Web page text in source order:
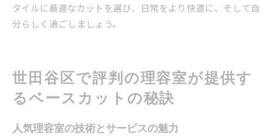
タイルに最適なカットを選び、日常をより快適に、そして自
分らしく過ごしましょう。
世田谷区で評判の理容室が提供す
るベースカットの秘訣
人気理容室の技術とサービスの魅力